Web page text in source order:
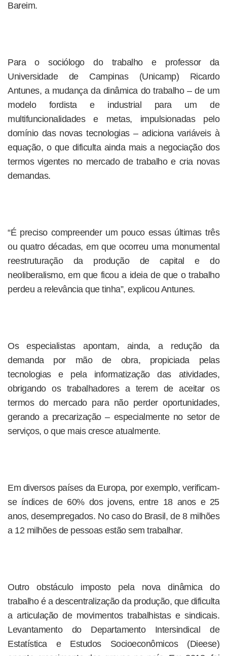
Bareim.
Para o sociólogo do trabalho e professor da
Universidade de Campinas (Unicamp) Ricardo
Antunes, a mudança da dinâmica do trabalho – de um
modelo fordista e industrial para um de
multifuncionalidades e metas, impulsionadas pelo
domínio das novas tecnologias – adiciona variáveis à
equação, o que dificulta ainda mais a negociação dos
termos vigentes no mercado de trabalho e cria novas
demandas.
“É preciso compreender um pouco essas últimas três
ou quatro décadas, em que ocorreu uma monumental
reestruturação da produção de capital e do
neoliberalismo, em que ficou a ideia de que o trabalho
perdeu a relevância que tinha”, explicou Antunes.
Os especialistas apontam, ainda, a redução da
demanda por mão de obra, propiciada pelas
tecnologias e pela informatização das atividades,
obrigando os trabalhadores a terem de aceitar os
termos do mercado para não perder oportunidades,
gerando a precarização – especialmente no setor de
serviços, o que mais cresce atualmente.
Em diversos países da Europa, por exemplo, verificam-
se índices de 60% dos jovens, entre 18 anos e 25
anos, desempregados. No caso do Brasil, de 8 milhões
a 12 milhões de pessoas estão sem trabalhar.
Outro obstáculo imposto pela nova dinâmica do
trabalho é a descentralização da produção, que dificulta
a articulação de movimentos trabalhistas e sindicais.
Levantamento do Departamento Intersindical de
Estatística e Estudos Socioeconômicos (Dieese)